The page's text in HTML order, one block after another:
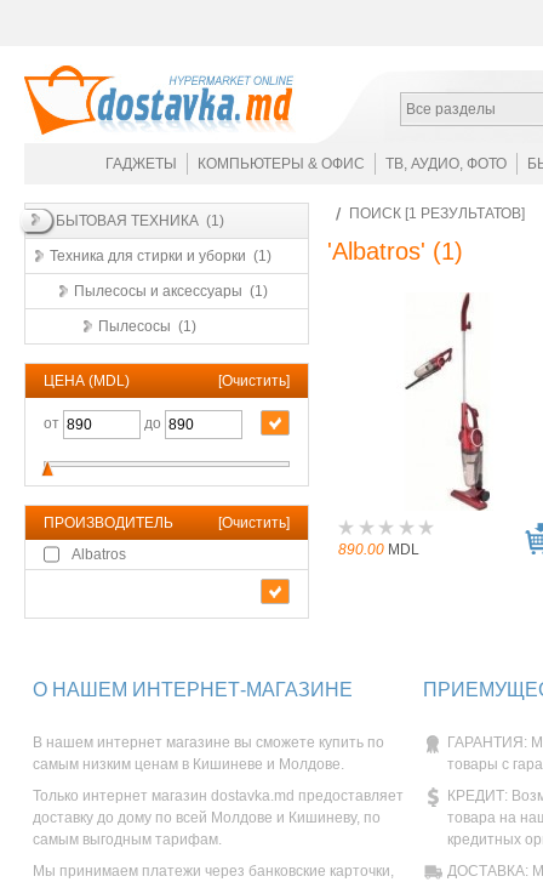
Все разделы
ГАДЖЕТЫ КОМПЬЮТЕРЫ & ОФИС ТВ, АУДИО, ФОТО
БЫТОВАЯ ТЕХНИКА (1)
Техника для стирки и уборки (1)
Пылесосы и аксессуары (1)
Пылесосы (1)
ЦЕНА (MDL) [Очистить]
от до
ПРОИЗВОДИТЕЛЬ [Очистить]
Albatros
ПОИСК [1 РЕЗУЛЬТАТОВ]
'Albatros' (1)
890.00 MDL
О НАШЕМ ИНТЕРНЕТ-МАГАЗИНЕ
В нашем интернет магазине вы сможете купить по
самым низким ценам в Кишиневе и Молдове.
Только интернет магазин dostavka.md предоставляет
доставку до дому по всей Молдове и Кишиневу, по
самым выгодным тарифам.
Мы принимаем платежи через банковские карточки,
ГАРАНТИЯ:
товары с
КРЕДИТ:
товара на
кредитных
ДОСТАВКА: